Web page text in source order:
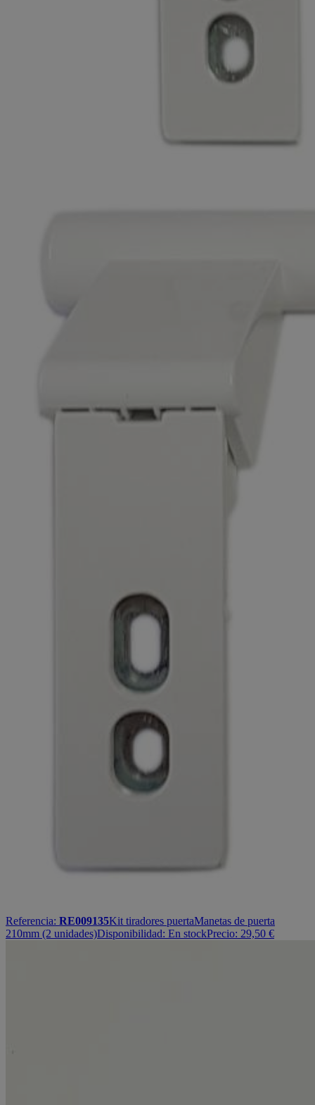
Referencia: RE009135Kit tiradores puertaManetas de puerta
210mm (2 unidades)Disponibilidad: En stockPrecio: 29,50 €